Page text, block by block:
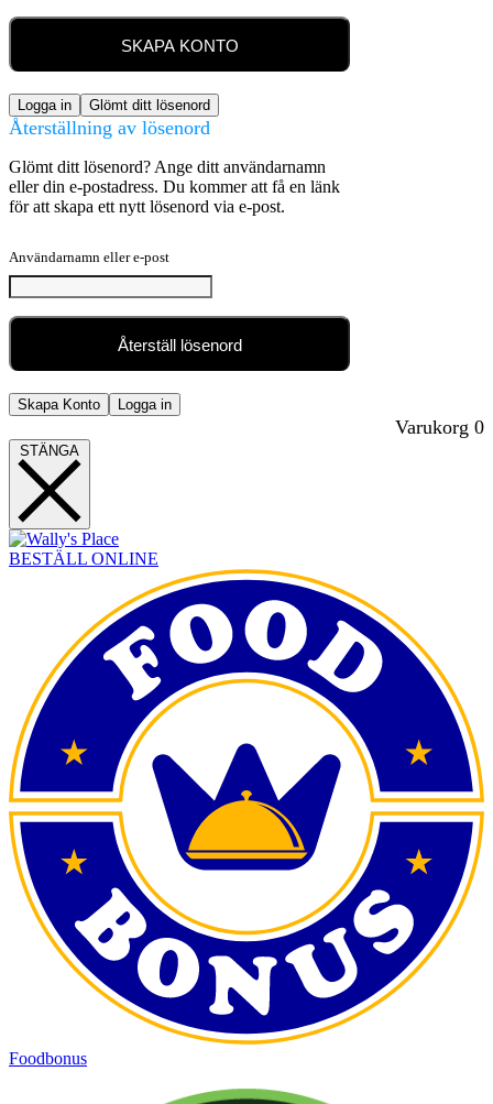
SKAPA KONTO
Logga in Glömt ditt lösenord
Återställning av lösenord
Glömt ditt lösenord? Ange ditt användarnamn
eller din e-postadress. Du kommer att få en länk
för att skapa ett nytt lösenord via e-post.
Användarnamn eller e-post
Återställ lösenord
Skapa Konto Logga in
Varukorg 0
STÄNGA
BESTÄLL ONLINE
Foodbonus